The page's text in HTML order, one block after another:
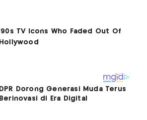
DPR Dorong Generasi Muda Terus
Berinovasi di Era Digital